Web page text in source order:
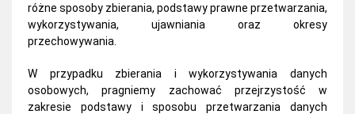
różne sposoby zbierania, podstawy prawne przetwarzania,
wykorzystywania, ujawniania oraz okresy
przechowywania.
W przypadku zbierania i wykorzystywania danych
osobowych, pragniemy zachować przejrzystość w
zakresie podstawy i sposobu przetwarzania danych